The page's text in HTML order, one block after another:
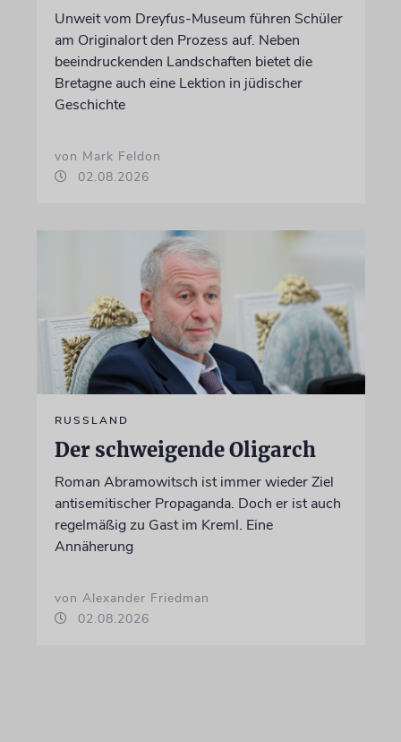
Unweit vom Dreyfus-Museum führen Schüler
am Originalort den Prozess auf. Neben
beeindruckenden Landschaften bietet die
Bretagne auch eine Lektion in jüdischer
Geschichte
von Mark Feldon
02.08.2026
RUSSLAND
Der schweigende Oligarch
Roman Abramowitsch ist immer wieder Ziel
antisemitischer Propaganda. Doch er ist auch
regelmäßig zu Gast im Kreml. Eine
Annäherung
von Alexander Friedman
02.08.2026